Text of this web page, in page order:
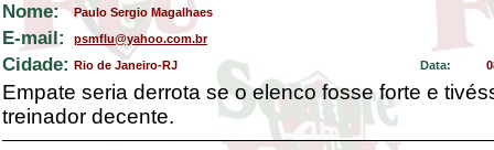
Nome: Paulo Sergio Magalhaes
E-mail: psmflu@yahoo.com.br
Cidade: Rio de Janeiro-RJ Data:
Empate seria derrota se o elenco fosse forte e
treinador decente.